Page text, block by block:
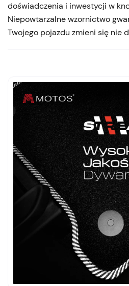
doświadczenia i inwestycji w
Niepowtarzalne wzornictwo
Twojego pojazdu zmieni się nie